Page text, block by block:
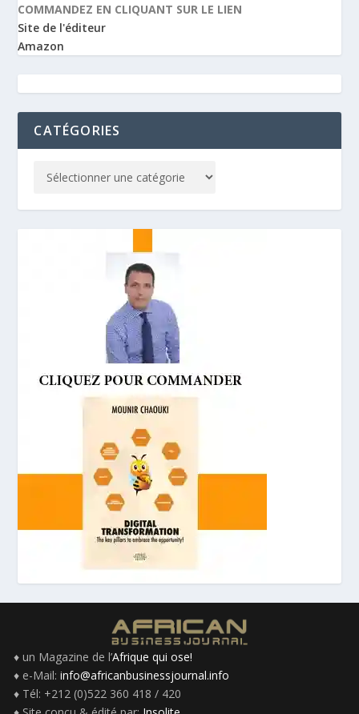
COMMANDEZ EN CLIQUANT SUR LE LIEN
Site de l'éditeur
Amazon
CATÉGORIES
♦ un Magazine de l’Afrique qui ose!
♦ e-Mail: info@africanbusinessjournal.info
♦ Tél: +212 (0)522 360 418 / 420